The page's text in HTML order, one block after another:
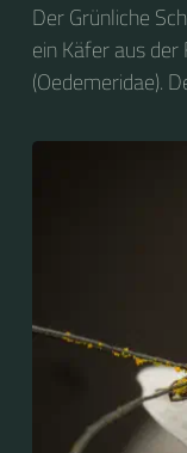
Der Grünliche
ein Käfer aus
(Oedemeridae).
Scheinbockkäfer